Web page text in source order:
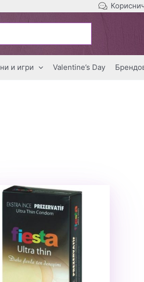
и игри Valentine’s Day